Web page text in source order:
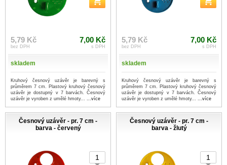
5,79 Kč
bez DPH
7,00 Kč
s DPH
skladem
Kruhový česnový uzávěr je barevný s
průměrem 7 cm. Plastový kruhový česnový
uzávěr je dostupný v 7 barvách. Česnový
uzávěr je vyroben z umělé hmoty... ...více
5,79 Kč
bez DPH
7,00 Kč
s DPH
skladem
Kruhový česnový uzávěr je barevný s
průměrem 7 cm. Plastový kruhový česnový
uzávěr je dostupný v 7 barvách. Česnový
uzávěr je vyroben z umělé hmoty... ...více
Česnový uzávěr - pr. 7 cm -
barva - červený
Česnový uzávěr - pr. 7 cm -
barva - žlutý